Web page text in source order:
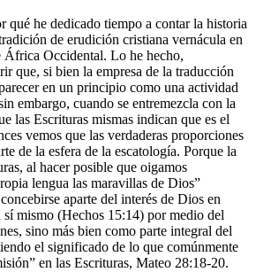
qué he dedicado tiempo a contar la historia
de erudición cristiana vernácula en
África Occidental. Lo he hecho,
que, si bien la empresa de la traducción
en un principio como una actividad
embargo, cuando se entremezcla con la
las Escrituras mismas indican que es el
vemos que las verdaderas proporciones
de la esfera de la escatología. Porque la
al hacer posible que oigamos
lengua las maravillas de Dios”
aparte del interés de Dios en
mismo (Hechos 15:14) por medio del
sino más bien como parte integral del
el significado de lo que comúnmente
en las Escrituras, Mateo 28:18-20.